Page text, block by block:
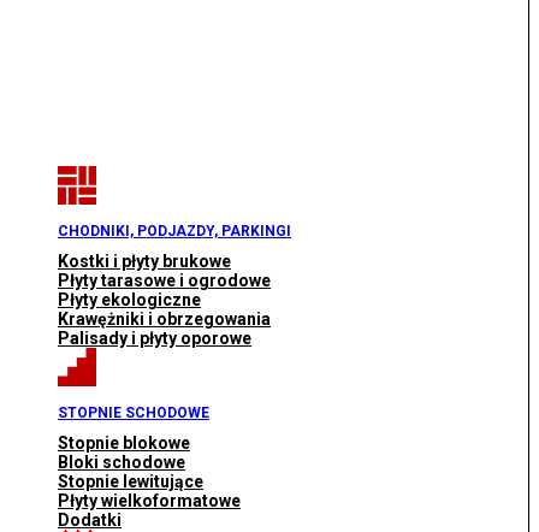
CHODNIKI, PODJAZDY, PARKINGI
Kostki i płyty brukowe
Płyty tarasowe i ogrodowe
Płyty ekologiczne
Krawężniki i obrzegowania
Palisady i płyty oporowe
STOPNIE SCHODOWE
Stopnie blokowe
Bloki schodowe
Stopnie lewitujące
Płyty wielkoformatowe
Dodatki